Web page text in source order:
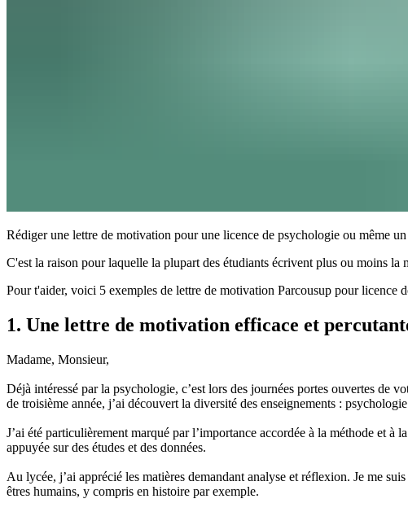
Rédiger une lettre de motivation pour une licence de psychologie ou même
C'est la raison pour laquelle la plupart des étudiants écrivent plus ou moins
Pour t'aider, voici 5 exemples de lettre de motivation Parcousup pour licence
1. Une lettre de motivation efficace et
Madame, Monsieur,
Déjà intéressé par la psychologie, c’est lors des journées portes ouvertes de
de troisième année, j’ai découvert la diversité des enseignements :
J’ai été particulièrement marqué par l’importance accordée à la méthode et
appuyée sur des études et des données.
Au lycée, j’ai apprécié les matières demandant analyse et réflexion. Je me
êtres humains, y compris en histoire par exemple.